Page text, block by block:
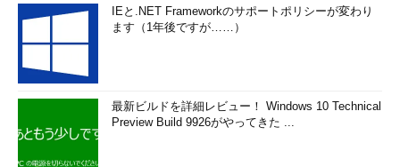
IEと.NET Frameworkのサポートポリシーが変わり
ます（1年後ですが……）
最新ビルドを詳細レビュー！ Windows 10 Technical
Preview Build 9926がやってきた ...